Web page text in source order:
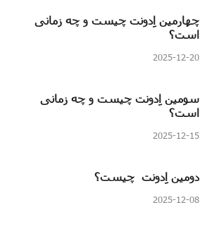
چهارمین اِدونت چیست و چه زمانی
است؟
2025-12-20
سومین اِدونت چیست و چه زمانی
است؟
2025-12-15
دومین اِدونت چیست؟
2025-12-08